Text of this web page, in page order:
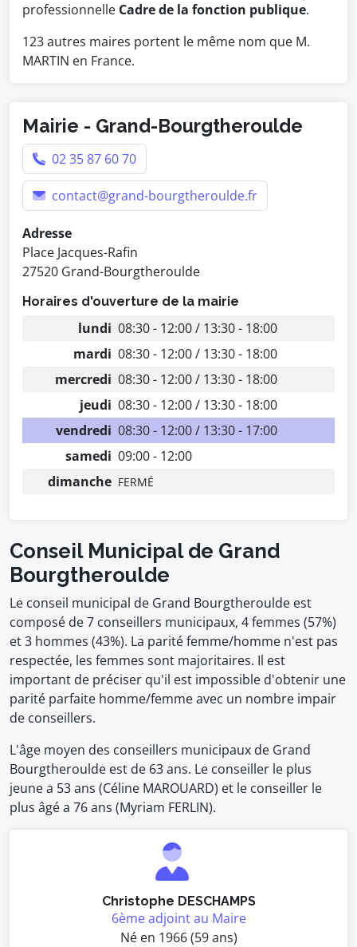
professionnelle Cadre de la fonction publique.
123 autres maires portent le même nom que M.
MARTIN en France.
Mairie - Grand-Bourgtheroulde
02 35 87 60 70
contact@grand-bourgtheroulde.fr
Adresse
Place Jacques-Rafin
27520 Grand-Bourgtheroulde
Horaires d'ouverture de la mairie
lundi 08:30 - 12:00 / 13:30 - 18:00
mardi 08:30 - 12:00 / 13:30 - 18:00
mercredi 08:30 - 12:00 / 13:30 - 18:00
jeudi 08:30 - 12:00 / 13:30 - 18:00
vendredi 08:30 - 12:00 / 13:30 - 17:00
samedi 09:00 - 12:00
dimanche FERMÉ
Conseil Municipal de Grand
Bourgtheroulde
Le conseil municipal de Grand Bourgtheroulde est
composé de 7 conseillers municipaux, 4 femmes (57%)
et 3 hommes (43%). La parité femme/homme n'est pas
respectée, les femmes sont majoritaires. Il est
important de préciser qu'il est impossible d'obtenir une
parité parfaite homme/femme avec un nombre impair
de conseillers.
L'âge moyen des conseillers municipaux de Grand
Bourgtheroulde est de 63 ans. Le conseiller le plus
jeune a 53 ans (Céline MAROUARD) et le conseiller le
plus âgé a 76 ans (Myriam FERLIN).
Christophe DESCHAMPS
6ème adjoint au Maire
Né en 1966 (59 ans)